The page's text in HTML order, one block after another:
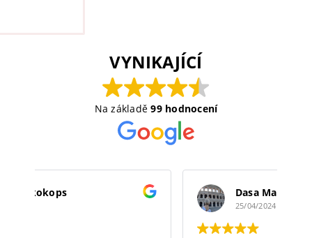
VYNIKAJÍCÍ
Na základě99 hodnocení
Dasa Maxantova